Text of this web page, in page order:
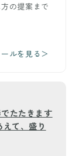
の提案まで
ルを見る＞
たたきます
て、盛り